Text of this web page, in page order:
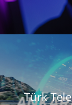
Türk